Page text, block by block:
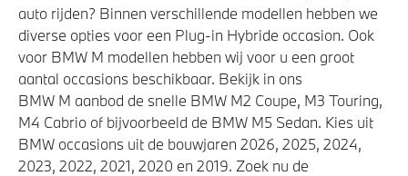
auto rijden? Binnen verschillende modellen hebben we
diverse opties voor een Plug-in Hybride occasion. Ook
voor BMW M modellen hebben wij voor u een groot
aantal occasions beschikbaar. Bekijk in ons
BMW M aanbod de snelle BMW M2 Coupe, M3 Touring,
M4 Cabrio of bijvoorbeeld de BMW M5 Sedan. Kies uit
BMW occasions uit de bouwjaren 2026, 2025, 2024,
2023, 2022, 2021, 2020 en 2019. Zoek nu de